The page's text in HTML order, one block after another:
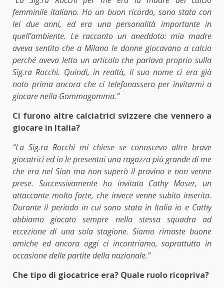
femminile italiano. Ho un buon ricordo, sono stata con
lei due anni, ed era una personalità importante in
quell’ambiente. Le racconto un aneddoto: mia madre
aveva sentito che a Milano le donne giocavano a calcio
perché aveva letto un articolo che parlava proprio sulla
Sig.ra Rocchi. Quindi, in realtà, il suo nome ci era già
noto prima ancora che ci telefonassero per invitarmi a
giocare nella Gommagomma.”
Ci furono altre calciatrici svizzere che vennero a
giocare in Italia?
“La Sig.ra Rocchi mi chiese se conoscevo altre brave
giocatrici ed io le presentai una ragazza più grande di me
che era nel Sion ma non superò il provino e non venne
prese. Successivamente ho invitato Cathy Moser, un
attaccante molto forte, che invece venne subito inserita.
Durante il periodo in cui sono stata in Italia io e Cathy
abbiamo giocato sempre nella stessa squadra ad
eccezione di una sola stagione. Siamo rimaste buone
amiche ed ancora oggi ci incontriamo, soprattutto in
occasione delle partite della nazionale.”
Che tipo di giocatrice era? Quale ruolo ricopriva?